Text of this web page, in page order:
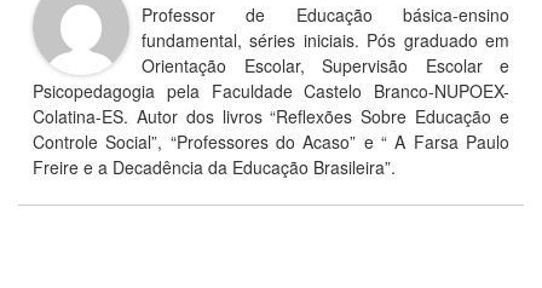
Professor de Educação básica-ensino
fundamental, séries iniciais. Pós graduado em
Orientação Escolar, Supervisão Escolar e
Psicopedagogia pela Faculdade Castelo Branco-NUPOEX-
Colatina-ES. Autor dos livros “Reflexões Sobre Educação e
Controle Social”, “Professores do Acaso” e “ A Farsa Paulo
Freire e a Decadência da Educação Brasileira”.